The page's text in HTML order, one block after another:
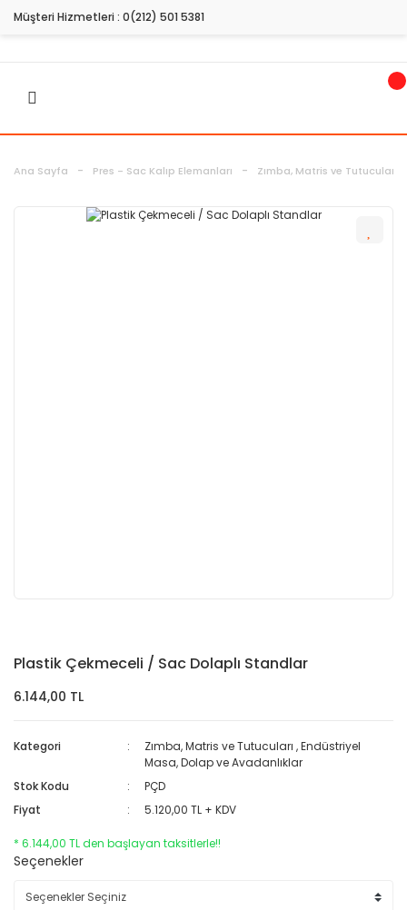
Müşteri Hizmetleri : 0(212) 501 5381
Ana Sayfa Pres - Sac Kalıp Elemanları Zımba, Matris ve Tutucuları
Plastik Çekmeceli / Sac Dolaplı Standlar
6.144,00 TL
Kategori Zımba, Matris ve Tutucuları ,Endüstriyel
Masa, Dolap ve Avadanlıklar
Stok Kodu
PÇD
Fiyat
5.120,00 TL + KDV
* 6.144,00 TL den başlayan taksitlerle!!
Seçenekler